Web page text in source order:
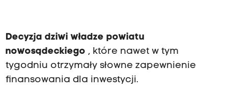
Decyzja dziwi władze powiatu
nowosądeckiego , które nawet w tym
tygodniu otrzymały słowne zapewnienie
finansowania dla inwestycji.